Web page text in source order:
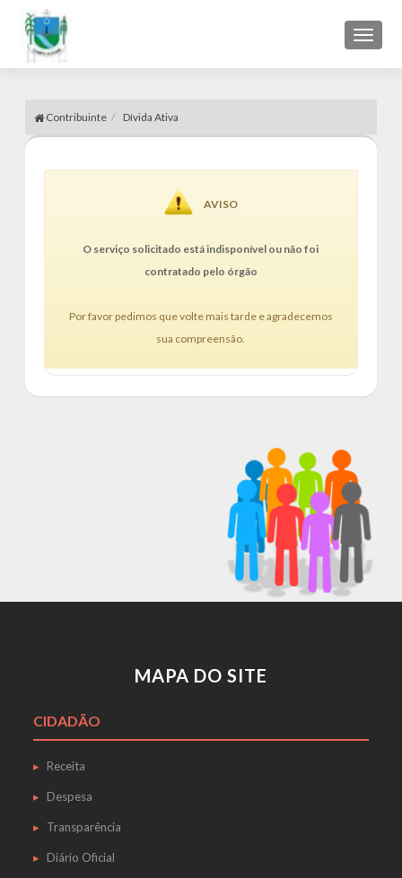
Toggle
Contribuinte Dívida Ativa
AVISO
O serviço solicitado está indisponível ou não foi
contratado pelo órgão
Por favor pedimos que volte mais tarde e agradecemos
sua compreensão.
MAPA DO SITE
CIDADÃO
Receita
Despesa
Transparência
Diário Oficial